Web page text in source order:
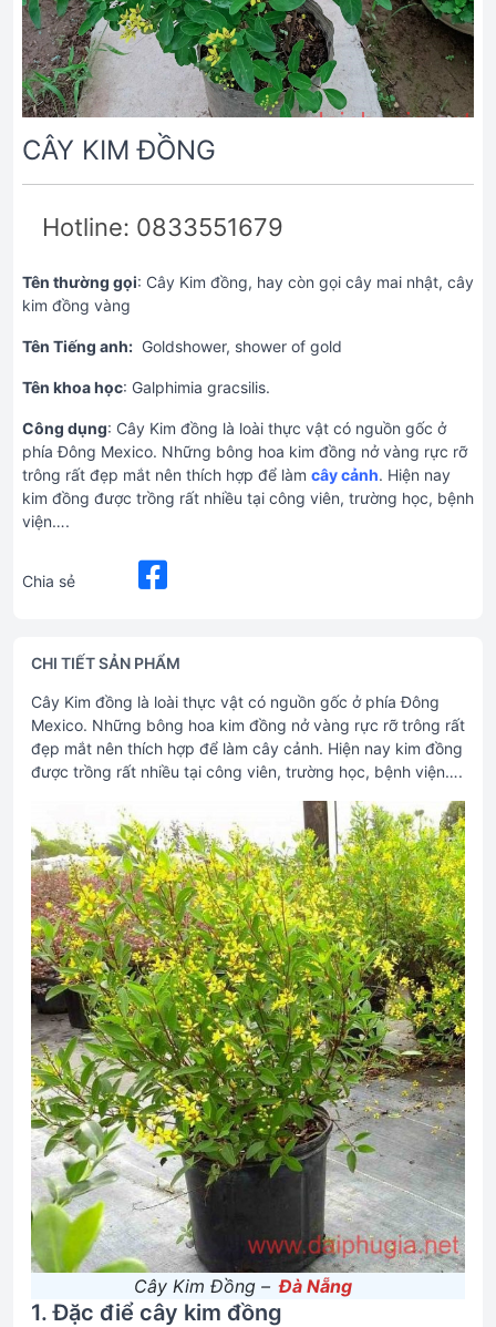
CÂY KIM ĐỒNG
Hotline: 0833551679
Tên thường gọi: Cây Kim đồng, hay còn gọi cây mai nhật, cây
kim đồng vàng
Tên Tiếng anh: Goldshower, shower of gold
Tên khoa học: Galphimia gracsilis.
Công dụng: Cây Kim đồng là loài thực vật có nguồn gốc ở
phía Đông Mexico. Những bông hoa kim đồng nở vàng rực rỡ
trông rất đẹp mắt nên thích hợp để làm cây cảnh. Hiện nay
kim đồng được trồng rất nhiều tại công viên, trường học, bệnh
viện….
Chia sẻ
CHI TIẾT SẢN PHẨM
Cây Kim đồng là loài thực vật có nguồn gốc ở phía Đông
Mexico. Những bông hoa kim đồng nở vàng rực rỡ trông rất
đẹp mắt nên thích hợp để làm cây cảnh. Hiện nay kim đồng
được trồng rất nhiều tại công viên, trường học, bệnh viện….
Cây Kim Đồng – Đà Nẵng
1. Đặc điể cây kim đồng